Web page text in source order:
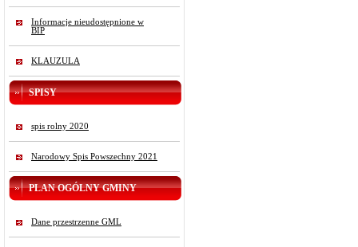
Informacje nieudostępnione w
BIP
KLAUZULA
SPISY
spis rolny 2020
Narodowy Spis Powszechny 2021
PLAN OGÓLNY GMINY
Dane przestrzenne GML